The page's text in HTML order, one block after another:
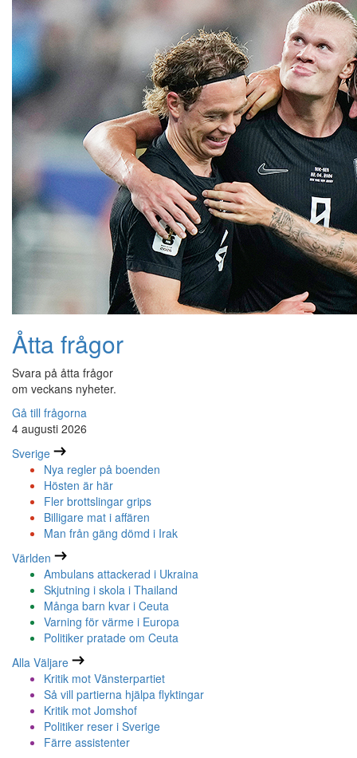
Åtta frågor
Svara på åtta frågor
om veckans nyheter.
Gå till frågorna
4 augusti 2026
Sverige
Nya regler på boenden
Hösten är här
Fler brottslingar grips
Billigare mat i affären
Man från gäng dömd i Irak
Världen
Ambulans attackerad i Ukraina
Skjutning i skola i Thailand
Många barn kvar i Ceuta
Varning för värme i Europa
Politiker pratade om Ceuta
Alla Väljare
Kritik mot Vänsterpartiet
Så vill partierna hjälpa flyktingar
Kritik mot Jomshof
Politiker reser i Sverige
Färre assistenter